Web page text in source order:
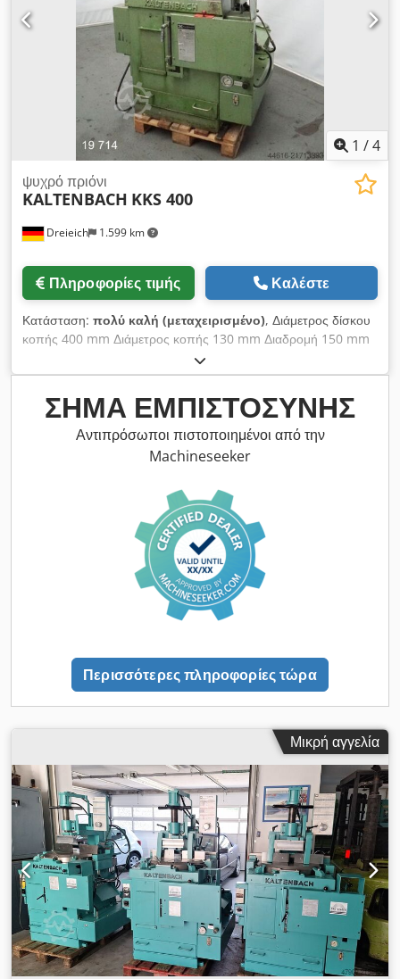
1 /4
Dreieich 1.599 km
ψυχρό πριόνι
KALTENBACH KKS 400
Πληροφορίες τιμής Καλέστε
Κατάσταση: πολύ καλή (μεταχειρισμένο), Διάμετρος δίσκου
κοπής 400 mm Διάμετρος κοπής 130 mm Διαδρομή 150 mm
Γωνιακές κοπές - αμφίπλευρα +90°/-90° Ταχύτητα κοπής
10/20 m/min Τάση λειτουργίας 400 V Ταχύτητα προώθησης
συνεχώς ρυθμιζόμενη 0 - 1000 mm/min Συνολική ισχύς 3,4
kW Codoy Aytvspfx Akrsrf Βάρος μηχανήματος περ. 840 kg
Διαστάσεις χώρου περ. 1,10 x 0,9 x 1,50 m - Αρ. εργοστασίου:
ΣΉΜΑ ΕΜΠΙΣΤΟΣΎΝΗΣ
Αντιπρόσωποι πιστοποιημένοι από την
Machineseeker
Περισσότερες πληροφορίες τώρα
Μικρή αγγελία